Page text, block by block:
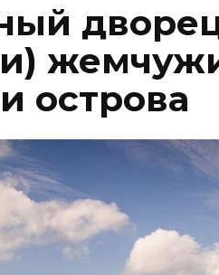
острова